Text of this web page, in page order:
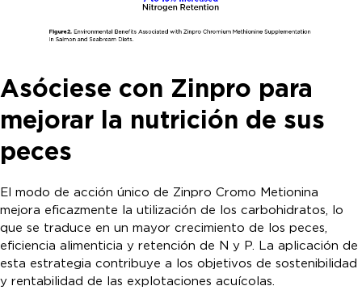
Asóciese con Zinpro para
mejorar la nutrición de sus
peces
El modo de acción único de Zinpro Cromo Metionina
mejora eficazmente la utilización de los carbohidratos, lo
que se traduce en un mayor crecimiento de los peces,
eficiencia alimenticia y retención de N y P. La aplicación de
esta estrategia contribuye a los objetivos de sostenibilidad
y rentabilidad de las explotaciones acuícolas.